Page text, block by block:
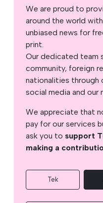
We are proud to
around the world
unbiased news for
print.
Our dedicated team
community, foreign
nationalities through
social media and our
We appreciate that
pay for our services
ask you to support
making a
Tek